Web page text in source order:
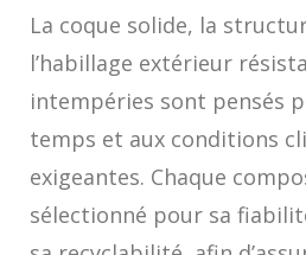
La coque solide, la
l’habillage extérieur
intempéries sont pensés
temps et aux conditions
exigeantes. Chaque
sélectionné pour sa